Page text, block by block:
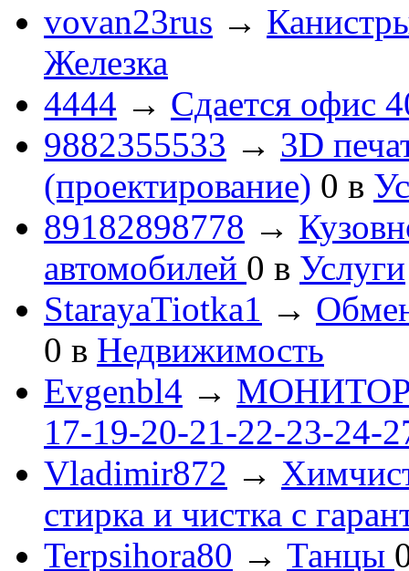
vovan23rus →
Железка
4444 → Сдается офис
9882355533 → 3D
(проектирование) 0 в
89182898778 →
автомобилей 0 в Услуги
StarayaTiotka1 →
0 в Недвижимость
Evgenbl4 → МОНИТОРЫ
17-19-20-21-22-23-24-
Vladimir872 →
стирка и чистка с
Terpsihora80 → Танцы